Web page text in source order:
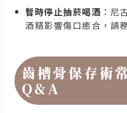
暫時停止抽菸喝酒 ：尼
酒精影響傷口癒合，請
齒槽骨保存術
Q&A